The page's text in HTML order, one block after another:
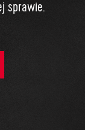
sprawie.